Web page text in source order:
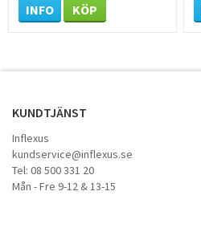
INFO KÖP
KUNDTJÄNST
Inflexus
kundservice@inflexus.se
Tel: 08 500 331 20
Mån - Fre 9-12 & 13-15